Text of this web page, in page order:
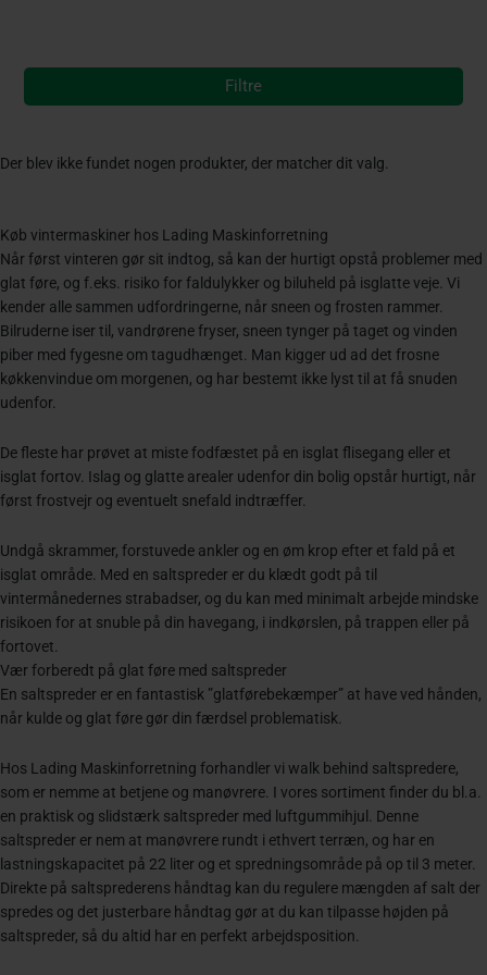
Filtre
Der blev ikke fundet nogen produkter, der matcher dit valg.
Køb vintermaskiner hos Lading Maskinforretning
Når først vinteren gør sit indtog, så kan der hurtigt opstå problemer med
glat føre, og f.eks. risiko for faldulykker og biluheld på isglatte veje. Vi
kender alle sammen udfordringerne, når sneen og frosten rammer.
Bilruderne iser til, vandrørene fryser, sneen tynger på taget og vinden
piber med fygesne om tagudhænget. Man kigger ud ad det frosne
køkkenvindue om morgenen, og har bestemt ikke lyst til at få snuden
udenfor.
De fleste har prøvet at miste fodfæstet på en isglat flisegang eller et
isglat fortov. Islag og glatte arealer udenfor din bolig opstår hurtigt, når
først frostvejr og eventuelt snefald indtræffer.
Undgå skrammer, forstuvede ankler og en øm krop efter et fald på et
isglat område. Med en saltspreder er du klædt godt på til
vintermånedernes strabadser, og du kan med minimalt arbejde mindske
risikoen for at snuble på din havegang, i indkørslen, på trappen eller på
fortovet.
Vær forberedt på glat føre med saltspreder
En saltspreder er en fantastisk ”glatførebekæmper” at have ved hånden,
når kulde og glat føre gør din færdsel problematisk.
Hos Lading Maskinforretning forhandler vi walk behind saltspredere,
som er nemme at betjene og manøvrere. I vores sortiment finder du bl.a.
en praktisk og slidstærk saltspreder med luftgummihjul. Denne
saltspreder er nem at manøvrere rundt i ethvert terræn, og har en
lastningskapacitet på 22 liter og et spredningsområde på op til 3 meter.
Direkte på saltsprederens håndtag kan du regulere mængden af salt der
spredes og det justerbare håndtag gør at du kan tilpasse højden på
saltspreder, så du altid har en perfekt arbejdsposition.